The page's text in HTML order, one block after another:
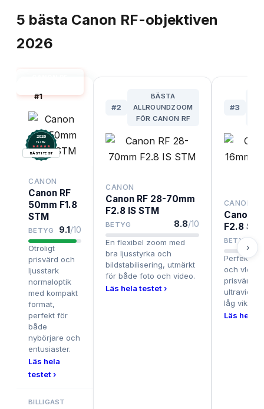
5 bästa Canon RF-objektiven
2026
#1
2026
Testix.
BÄST I TEST
CANON
Canon RF
50mm F1.8
STM
BETYG 9.1/10
Otroligt
prisvärd och
ljusstark
normaloptik
med kompakt
format,
perfekt för
både
nybörjare och
entusiaster.
Läs hela
testet ›
BILLIGAST
#2
BÄSTA
ALLROUNDZOOM
FÖR CANON RF
CANON
Canon RF 28-70mm
F2.8 IS STM
BETYG 8.8/10
En flexibel zoom med
bra ljusstyrka och
bildstabilisering, utmärkt
för både foto och video.
Läs hela testet ›
#3
CANON
Canon
F2.8
BETYG
Perfekt
och
prisvärd
låg vikt.
Läs hela
›